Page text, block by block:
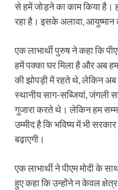
से हमें जोड़ने का काम किया है।
रहा है। इसके अलावा, आयुष्मान
एक लाभार्थी पुरुष ने कहा कि
हमें पक्का घर मिला है और अब
की झोपड़ी में रहते थे, लेकिन
स्थानीय साग-सब्जियां, जंगली
गुजारा करते थे। लेकिन हम
उम्मीद है कि भविष्य में भी
बढ़ाएगी।
एक लाभार्थी ने पीएम मोदी के
हुए कहा कि उन्होंने न केवल